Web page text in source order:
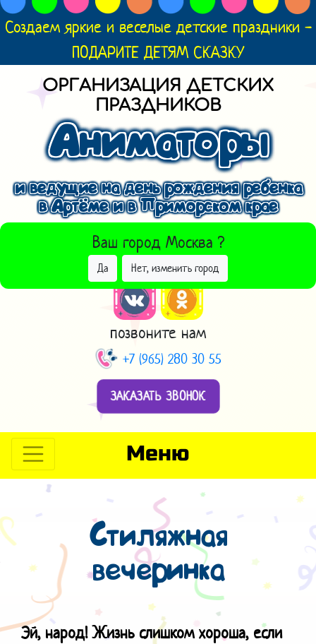
Создаем яркие и веселые детские праздники -
ПОДАРИТЕ ДЕТЯМ СКАЗКУ
ОРГАНИЗАЦИЯ ДЕТСКИХ
ПРАЗДНИКОВ
Аниматоры
и ведущие на день рождения ребенка
в Артёме и в Приморском крае
Ваш город Москва ?
Да Нет, изменить город
ВЫБРАТЬ ДРУГОЙ ГОРОД
позвоните нам
+7 (965) 280 30 55
ЗАКАЗАТЬ ЗВОНОК
Меню
Стиляжная
вечеринка
Эй, народ! Жизнь слишком хороша, если